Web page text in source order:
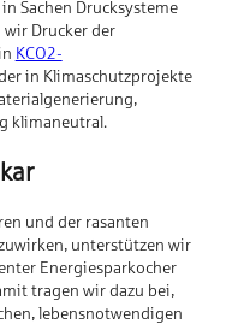
Sachen Drucksysteme
Drucker der
KCO2-
in Klimaschutzprojekte
klimaneutral.
und der rasanten
unterstützen wir
Energiesparkocher
tragen wir dazu bei,
lebensnotwendigen